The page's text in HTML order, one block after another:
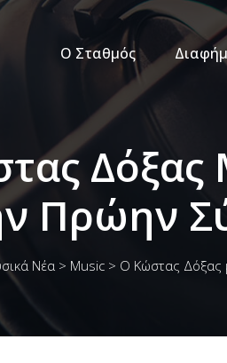
Ο Σταθμός
Δόξας
Πρώην
Νέα > Music > O Κώστας Δόξας